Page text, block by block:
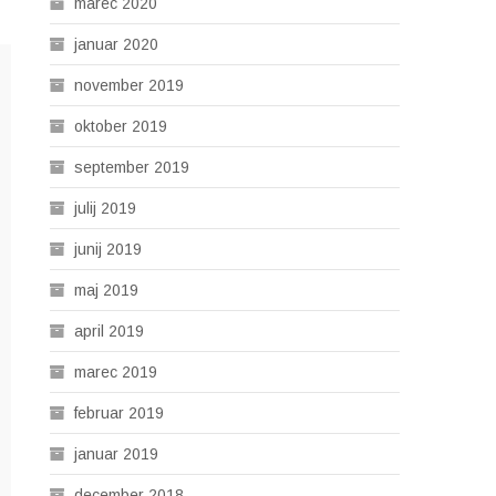
januar 2020
november 2019
oktober 2019
september 2019
julij 2019
junij 2019
maj 2019
april 2019
marec 2019
februar 2019
januar 2019